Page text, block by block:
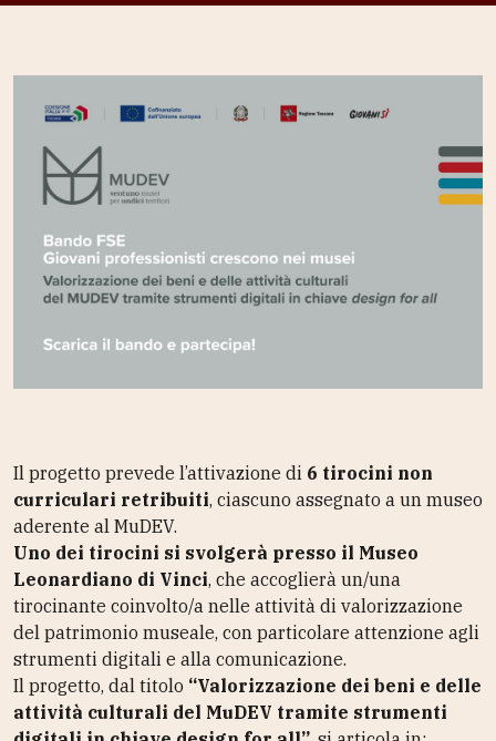
Il progetto prevede l’attivazione di 6 tirocini non
curriculari retribuiti, ciascuno assegnato a un museo
aderente al MuDEV.
Uno dei tirocini si svolgerà presso il Museo
Leonardiano di Vinci, che accoglierà un/una
tirocinante coinvolto/a nelle attività di valorizzazione
del patrimonio museale, con particolare attenzione agli
strumenti digitali e alla comunicazione.
Il progetto, dal titolo “Valorizzazione dei beni e delle
attività culturali del MuDEV tramite strumenti